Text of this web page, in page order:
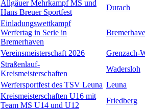
Allgäuer Mehrkampf MS und
Hans Breuer Sportfest
Durach
Einladungswettkampf
Werfertag in Serie in
Bremerhaven
Vereinsmeisterschaft 2026
Grenzach-
Straßenlauf-
Kreismeisterschaften
Wadersloh
Werfersportfest des TSV Leuna Leuna
Kreismeisterschaften U16 mit
Team MS U14 und U12
Friedberg